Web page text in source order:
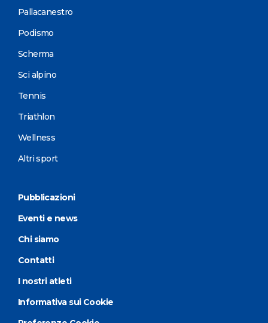
Pallacanestro
Podismo
Scherma
Sci alpino
Tennis
Triathlon
Wellness
Altri sport
Pubblicazioni
Eventi e news
Chi siamo
Contatti
I nostri atleti
Informativa sui Cookie